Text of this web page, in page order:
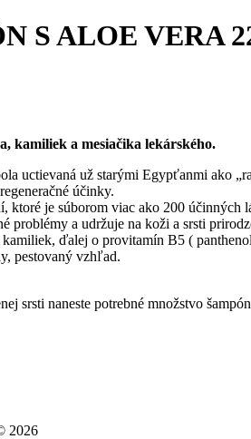
S ALOE VERA
kamiliek a mesiačika lekárského.
uctievaná už starými Egypťanmi ako
účinky.
ktoré je súborom viac ako 200 účinných
a udržuje na koži a srsti
ďalej o provitamín B5 (
pestovaný vzhľad.
srsti naneste potrebné množstvo
2026